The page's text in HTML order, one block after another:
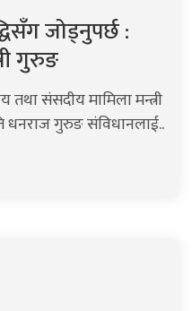
जोड्नुपर्छ :
गुरुङ
संसदीय मामिला मन्त्री
धनराज गुरुङ संविधानलाई..